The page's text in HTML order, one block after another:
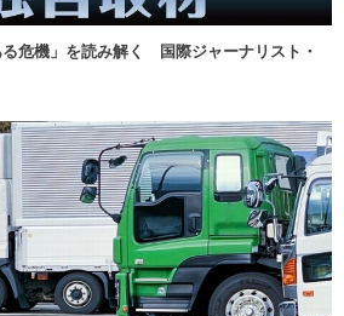
る危機」を読み解く 国際ジャーナリスト・